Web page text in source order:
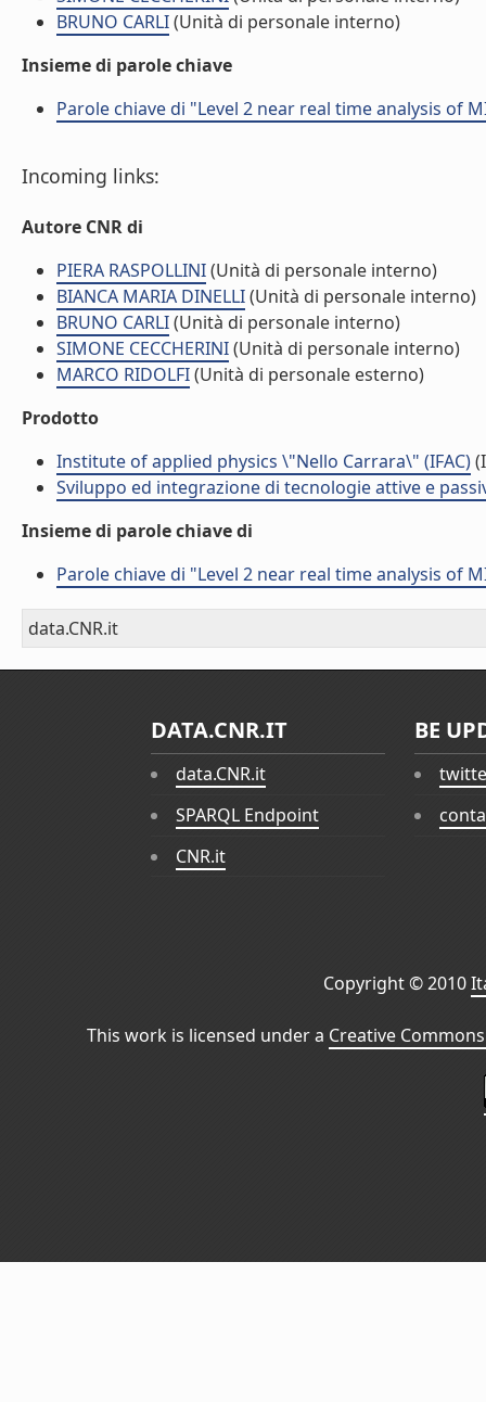
BRUNO CARLI(Unità di personale interno)
Insieme di parole chiave
Parole chiave di "Level 2 near real time analysis of
Incoming links:
Autore CNR di
PIERA RASPOLLINI(Unità di personale interno)
BIANCA MARIA DINELLI(Unità di personale interno)
BRUNO CARLI(Unità di personale interno)
SIMONE CECCHERINI(Unità di personale interno)
MARCO RIDOLFI(Unità di personale esterno)
Prodotto
Institute of applied physics \"Nello Carrara\" (IFAC)
Sviluppo ed integrazione di tecnologie attive e
Insieme di parole chiave di
Parole chiave di "Level 2 near real time analysis of
data.CNR.it
DATA.CNR.IT
data.CNR.it
SPARQL Endpoint
CNR.it
BE
Copyright © 2010
This work is licensed under a Creative